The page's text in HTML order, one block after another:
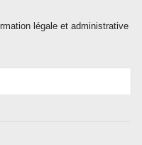
légale et administrative